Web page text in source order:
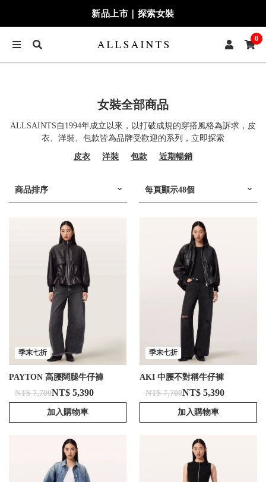
新品上市｜探索女裝
0
女裝全部商品
ALLSAINTS自1994年成立以來，以打破成規的穿搭風格為訴求，皮
衣、洋裝、包款皆為品牌受歡迎的系列，立即探索
皮衣 洋裝 包款 近期暢銷
商品排序 每頁顯示48個
季末七折
PAYTON 高腰闊腿牛仔褲
NT$ 7,700NT$ 5,390
加入購物車
季末七折
AKI 中腰不對稱牛仔褲
NT$ 7,700NT$ 5,390
加入購物車